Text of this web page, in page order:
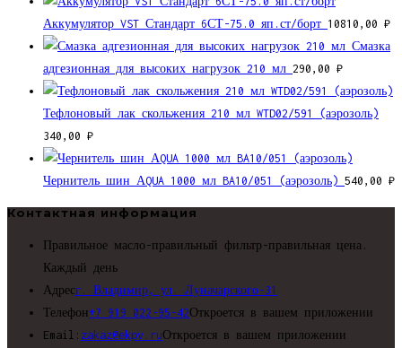
Аккумулятор VST Стандарт 6СТ-75.0 яп.ст/борт 10810,00 ₽
Смазка
адгезионная для высоких нагрузок 210 мл 290,00 ₽
Тефлоновый лак скольжения 210 мл WTD02/591 (аэрозоль)
340,00 ₽
Чернитель шин АQUA 1000 мл BA10/051 (аэрозоль) 540,00 ₽
Контактная информация
Правильное масло-правильный фильтр-правильная цена.
Каждый день
Адресг. Владимир, ул. Луначарского-31
Телефон+7 919 022-95-42Откроется в вашем приложении
Email: zakaz@ekpv.ruОткроется в вашем приложении